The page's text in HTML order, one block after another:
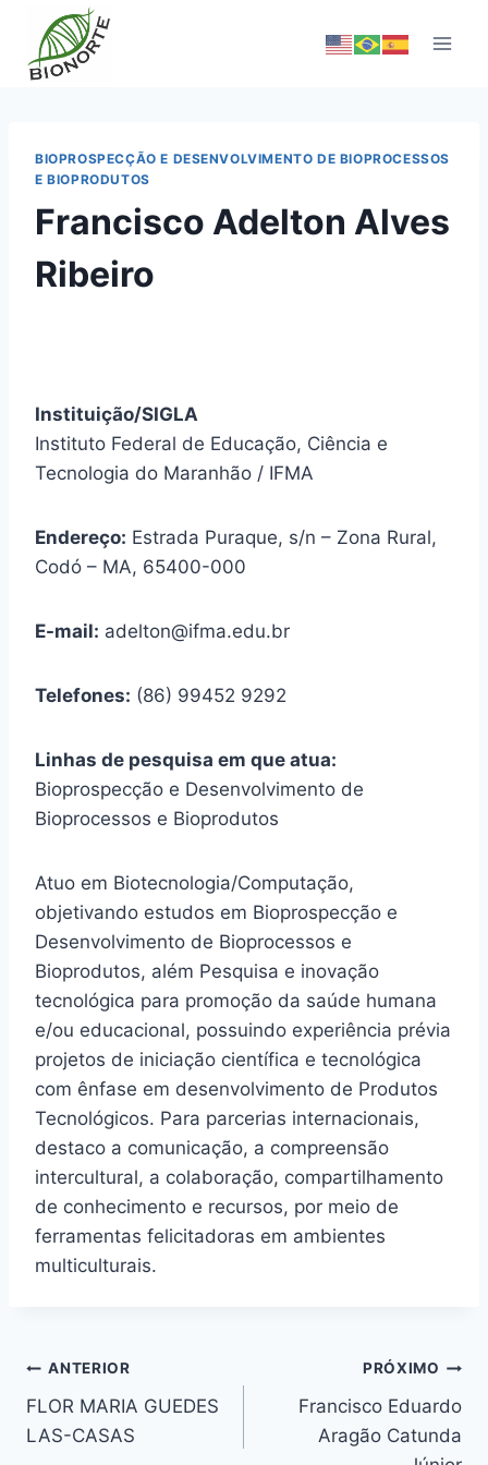
BIOPROSPECÇÃO E DESENVOLVIMENTO DE BIOPROCESSOS
E BIOPRODUTOS
Francisco Adelton Alves
Ribeiro
Instituição/SIGLA
Instituto Federal de Educação, Ciência e
Tecnologia do Maranhão / IFMA
Endereço: Estrada Puraque, s/n – Zona Rural,
Codó – MA, 65400-000
E-mail: adelton@ifma.edu.br
Telefones: (86) 99452 9292
Linhas de pesquisa em que atua:
Bioprospecção e Desenvolvimento de
Bioprocessos e Bioprodutos
Atuo em Biotecnologia/Computação,
objetivando estudos em Bioprospecção e
Desenvolvimento de Bioprocessos e
Bioprodutos, além Pesquisa e inovação
tecnológica para promoção da saúde humana
e/ou educacional, possuindo experiência prévia
projetos de iniciação científica e tecnológica
com ênfase em desenvolvimento de Produtos
Tecnológicos. Para parcerias internacionais,
destaco a comunicação, a compreensão
intercultural, a colaboração, compartilhamento
de conhecimento e recursos, por meio de
ferramentas felicitadoras em ambientes
multiculturais.
ANTERIOR
FLOR MARIA GUEDES
LAS-CASAS
PRÓXIMO
Francisco Eduardo
Aragão Catunda